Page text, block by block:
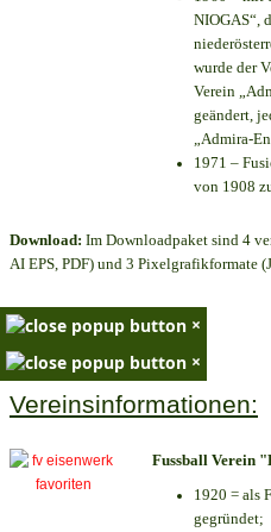
NIOGAS“,
wurde der
Verein
geändert,
„Admira-
1971 –
von 1908
Download: Im Downloadpaket sind 4
AI EPS, PDF) und 3 Pixelgrafikformate
×
×
Vereinsinformationen:
Fussball Verein
1920 = als
gegründet;